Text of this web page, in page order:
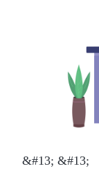
&#13; &#13;